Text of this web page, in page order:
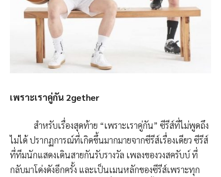
เพราะเราคู่กัน 2gether
สำหรับเรื่องสุดท้าย “เพราะเราคู่กัน” ซีรีส์ที่ไม่พูดถึง
ไม่ได้ ปรากฏการณ์ที่เกิดขึ้นมากมายจากซีรีส์เรื่องเดียว ซีรีส์
ที่ทีมนักแสดงเดินสายกันรับรางวัล เพลงของวงสครับบ์ ที่
กลับมาโด่งดังอีกครั้ง และเป็นเมนหลักของซีรีส์เพราะทุก